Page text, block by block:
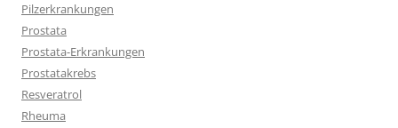
Pilzerkrankungen
Prostata
Prostata-Erkrankungen
Prostatakrebs
Resveratrol
Rheuma